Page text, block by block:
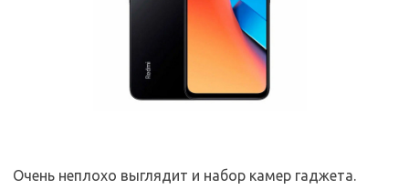
Очень неплохо выглядит и набор камер гаджета.